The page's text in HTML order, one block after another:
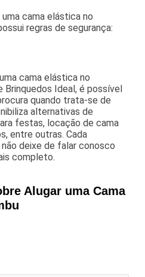
cama elástica no
regras de segurança:
cama elástica no
Brinquedos Ideal, é possível
quando trata-se de
alternativas de
festas, locação de cama
entre outras. Cada
deixe de falar conosco
completo.
Alugar uma Cama